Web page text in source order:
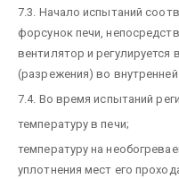
7.3. Начало испытаний
форсунок печи,
вентилятор и регулируется
(разрежения) во
7.4. Во время испытаний
температуру в печи;
температуру на
уплотнения мест его